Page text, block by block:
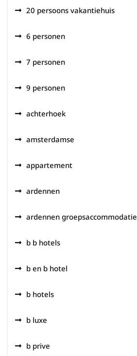
20 persoons vakantiehuis
6 personen
7 personen
9 personen
achterhoek
amsterdamse
appartement
ardennen
ardennen groepsaccommodatie
b b hotels
b en b hotel
b hotels
b luxe
b prive